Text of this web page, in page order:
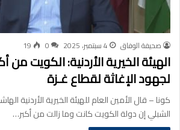
صحيفة الوفاق 4 سبتمبر، 2025 0
19
الهيئة الخيرية الأردنية: الكويت من
لجهود الإغاثة لقطاع غـزة
كونا – قال الأمين العام للهيئة الخيرية الأردنية
الشبلي إن دولة الكويت كانت وما زالت من أكبر…